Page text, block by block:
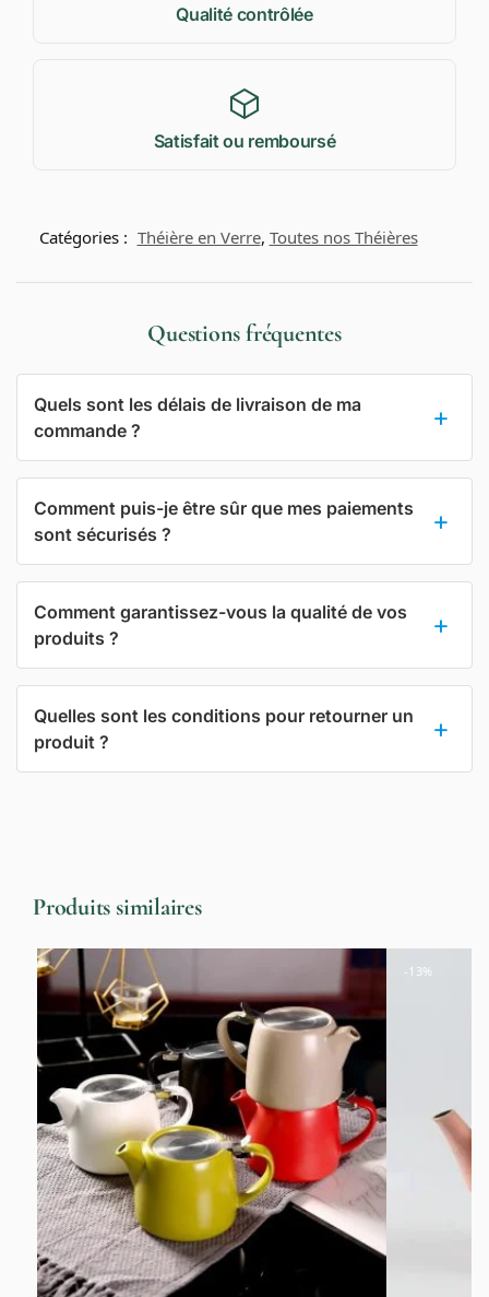
Qualité contrôlée
Satisfait ou remboursé
Catégories : Théière en Verre, Toutes nos Théières
Questions fréquentes
Quels sont les délais de livraison de ma
commande ?
Comment puis-je être sûr que mes paiements
sont sécurisés ?
Comment garantissez-vous la qualité de vos
produits ?
Quelles sont les conditions pour retourner un
produit ?
Produits similaires
-13%